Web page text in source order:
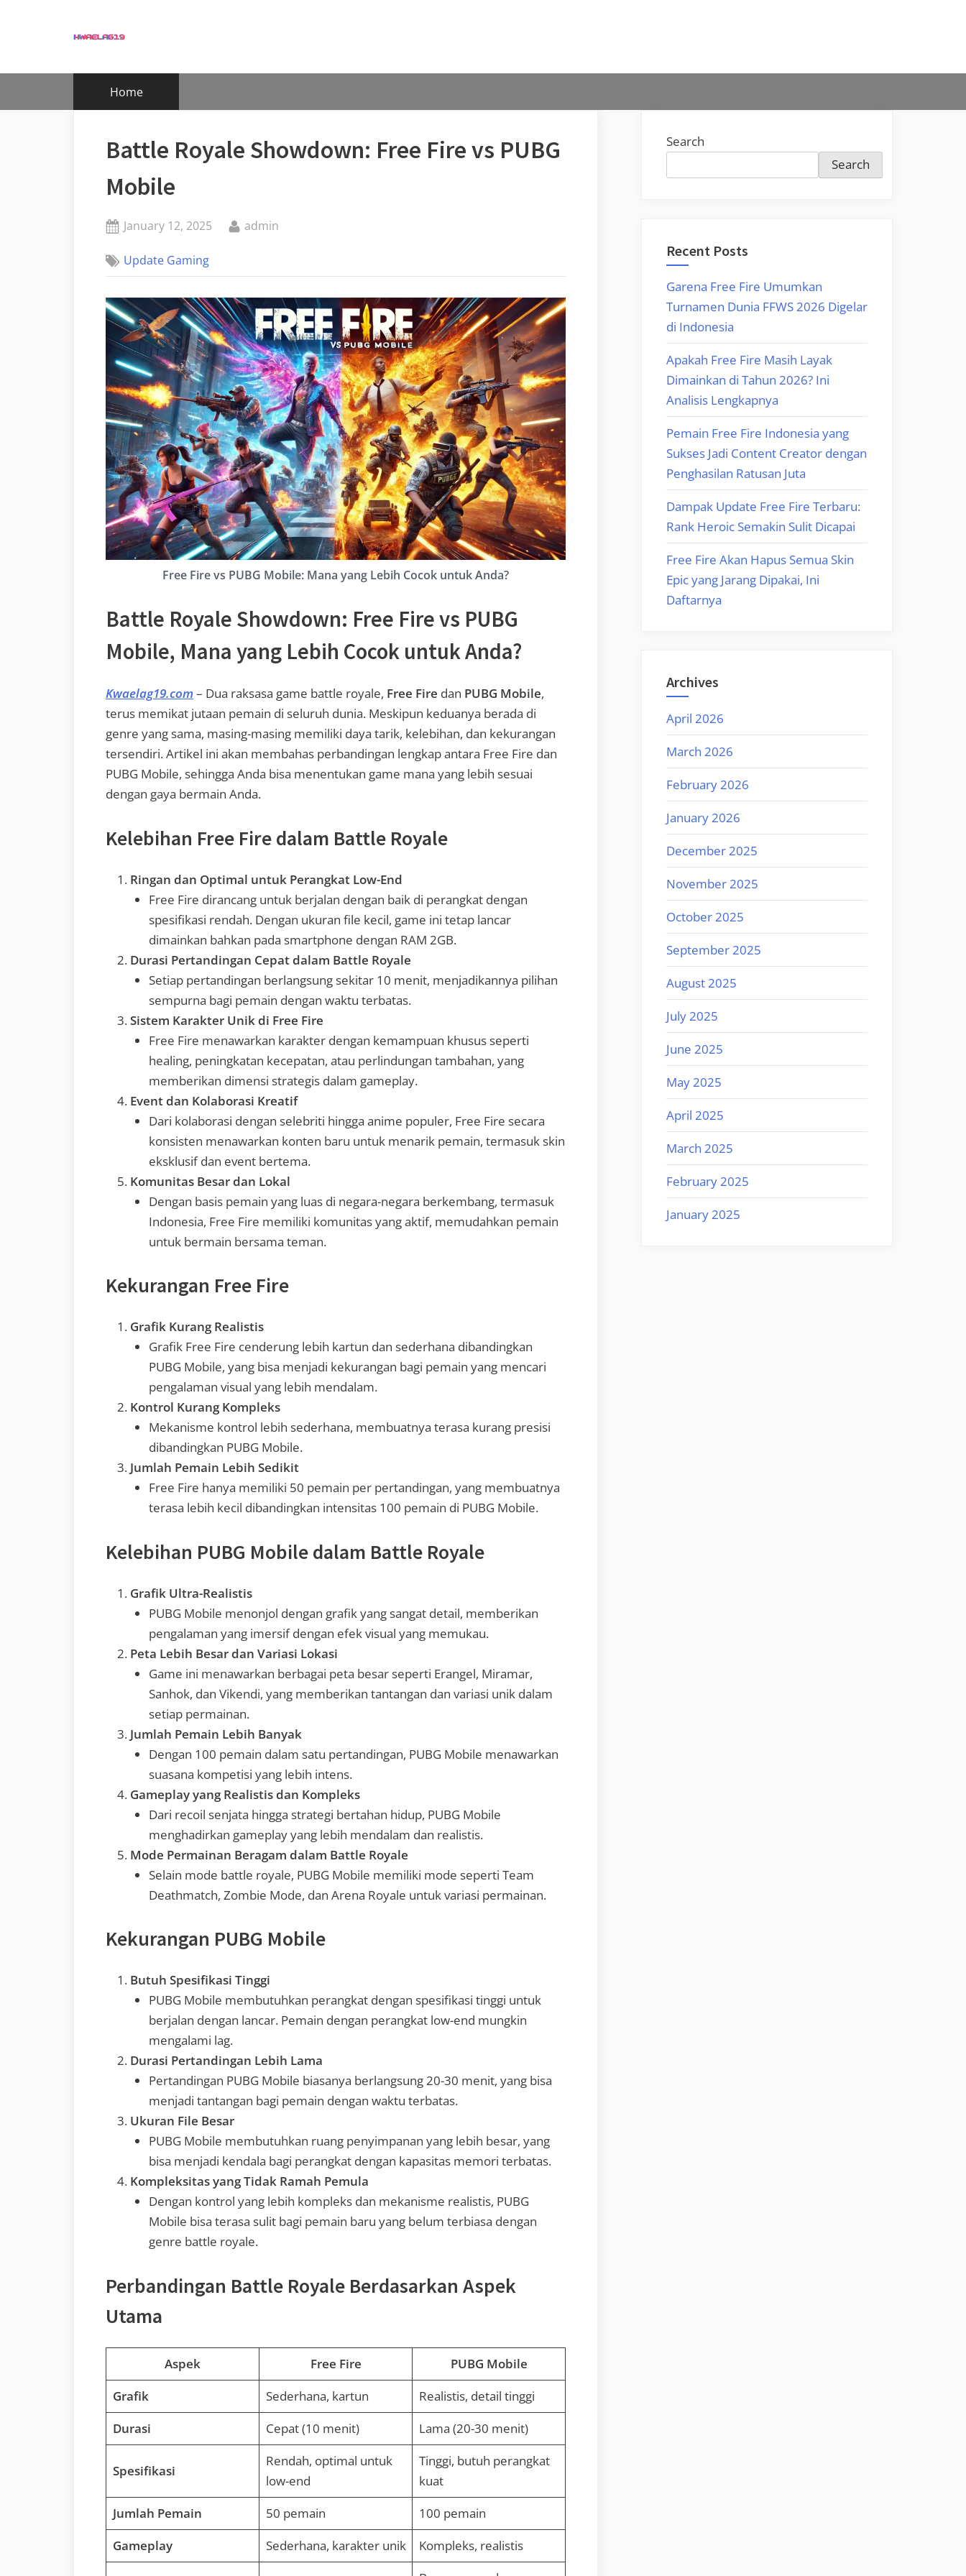
Home
Battle Royale Showdown: Free Fire vs PUBG
Mobile
Posted
January 12, 2025 By
admin
Update Gaming
Free Fire vs PUBG Mobile: Mana yang Lebih Cocok untuk Anda?
Battle Royale Showdown: Free Fire vs PUBG
Mobile, Mana yang Lebih Cocok untuk Anda?
Kwaelag19.com– Dua raksasa game battle royale, Free Fire dan PUBG Mobile,
terus memikat jutaan pemain di seluruh dunia. Meskipun keduanya berada di
genre yang sama, masing-masing memiliki daya tarik, kelebihan, dan kekurangan
tersendiri. Artikel ini akan membahas perbandingan lengkap antara Free Fire dan
PUBG Mobile, sehingga Anda bisa menentukan game mana yang lebih sesuai
dengan gaya bermain Anda.
Kelebihan Free Fire dalam Battle Royale
Ringan dan Optimal untuk Perangkat Low-End
Free Fire dirancang untuk berjalan dengan baik di perangkat dengan
spesifikasi rendah. Dengan ukuran file kecil, game ini tetap lancar
dimainkan bahkan pada smartphone dengan RAM 2GB.
Durasi Pertandingan Cepat dalam Battle Royale
Setiap pertandingan berlangsung sekitar 10 menit, menjadikannya pilihan
sempurna bagi pemain dengan waktu terbatas.
Sistem Karakter Unik di Free Fire
Free Fire menawarkan karakter dengan kemampuan khusus seperti
healing, peningkatan kecepatan, atau perlindungan tambahan, yang
memberikan dimensi strategis dalam gameplay.
Event dan Kolaborasi Kreatif
Dari kolaborasi dengan selebriti hingga anime populer, Free Fire secara
konsisten menawarkan konten baru untuk menarik pemain, termasuk skin
eksklusif dan event bertema.
Komunitas Besar dan Lokal
Dengan basis pemain yang luas di negara-negara berkembang, termasuk
Indonesia, Free Fire memiliki komunitas yang aktif, memudahkan pemain
untuk bermain bersama teman.
Kekurangan Free Fire
Grafik Kurang Realistis
Grafik Free Fire cenderung lebih kartun dan sederhana dibandingkan
PUBG Mobile, yang bisa menjadi kekurangan bagi pemain yang mencari
pengalaman visual yang lebih mendalam.
Kontrol Kurang Kompleks
Mekanisme kontrol lebih sederhana, membuatnya terasa kurang presisi
dibandingkan PUBG Mobile.
Jumlah Pemain Lebih Sedikit
Free Fire hanya memiliki 50 pemain per pertandingan, yang membuatnya
terasa lebih kecil dibandingkan intensitas 100 pemain di PUBG Mobile.
Kelebihan PUBG Mobile dalam Battle Royale
Grafik Ultra-Realistis
PUBG Mobile menonjol dengan grafik yang sangat detail, memberikan
pengalaman yang imersif dengan efek visual yang memukau.
Peta Lebih Besar dan Variasi Lokasi
Game ini menawarkan berbagai peta besar seperti Erangel, Miramar,
Sanhok, dan Vikendi, yang memberikan tantangan dan variasi unik dalam
setiap permainan.
Jumlah Pemain Lebih Banyak
Dengan 100 pemain dalam satu pertandingan, PUBG Mobile menawarkan
suasana kompetisi yang lebih intens.
Gameplay yang Realistis dan Kompleks
Dari recoil senjata hingga strategi bertahan hidup, PUBG Mobile
menghadirkan gameplay yang lebih mendalam dan realistis.
Mode Permainan Beragam dalam Battle Royale
Selain mode battle royale, PUBG Mobile memiliki mode seperti Team
Deathmatch, Zombie Mode, dan Arena Royale untuk variasi permainan.
Kekurangan PUBG Mobile
Butuh Spesifikasi Tinggi
PUBG Mobile membutuhkan perangkat dengan spesifikasi tinggi untuk
berjalan dengan lancar. Pemain dengan perangkat low-end mungkin
mengalami lag.
Durasi Pertandingan Lebih Lama
Pertandingan PUBG Mobile biasanya berlangsung 20-30 menit, yang bisa
menjadi tantangan bagi pemain dengan waktu terbatas.
Ukuran File Besar
PUBG Mobile membutuhkan ruang penyimpanan yang lebih besar, yang
bisa menjadi kendala bagi perangkat dengan kapasitas memori terbatas.
Kompleksitas yang Tidak Ramah Pemula
Dengan kontrol yang lebih kompleks dan mekanisme realistis, PUBG
Mobile bisa terasa sulit bagi pemain baru yang belum terbiasa dengan
genre battle royale.
Perbandingan Battle Royale Berdasarkan Aspek
Utama
Aspek Free Fire
PUBG Mobile
Grafik
Sederhana, kartun
Realistis, detail tinggi
Durasi
Cepat (10 menit) Lama (20-30 menit)
Spesifikasi
Rendah, optimal untuk
low-end
Tinggi, butuh perangkat
kuat
Jumlah Pemain
50 pemain
100 pemain
Gameplay
Sederhana, karakter unik
Kompleks, realistis
Search
Search
Recent Posts
Garena Free Fire Umumkan
Turnamen Dunia FFWS 2026 Digelar
di Indonesia
Apakah Free Fire Masih Layak
Dimainkan di Tahun 2026? Ini
Analisis Lengkapnya
Pemain Free Fire Indonesia yang
Sukses Jadi Content Creator dengan
Penghasilan Ratusan Juta
Dampak Update Free Fire Terbaru:
Rank Heroic Semakin Sulit Dicapai
Free Fire Akan Hapus Semua Skin
Epic yang Jarang Dipakai, Ini
Daftarnya
Archives
April 2026
March 2026
February 2026
January 2026
December 2025
November 2025
October 2025
September 2025
August 2025
July 2025
June 2025
May 2025
April 2025
March 2025
February 2025
January 2025